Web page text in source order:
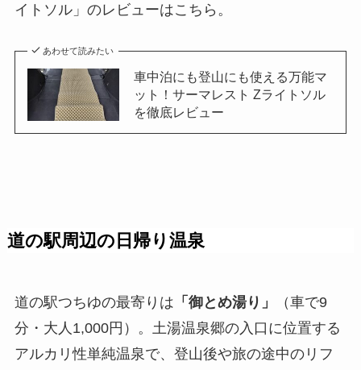
イトソル」のレビューはこちら。
あわせて読みたい
車中泊にも登山にも使える万能マ
ット！サーマレスト Zライトソル
を徹底レビュー
道の駅周辺の日帰り温泉
道の駅つちゆの最寄りは 「御とめ湯り」
（車で9
分・大人1,000円）。土湯温泉郷の入口に位置する
アルカリ性単純温泉で、登山後や旅の途中のリフ